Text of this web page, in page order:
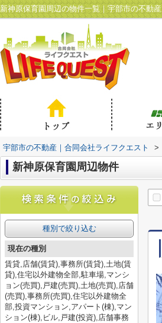
新神原保育園周辺の物件一覧｜宇部市の不動
宇部市の不動産｜合同会社ライフクエスト >
新神原保育園周辺物件
種別で絞り込む
現在の種別
賃貸,店舗(賃貸),事務所(賃貸),土地(賃
貸),住宅以外建物全部,駐車場,マンシ
ョン(売買),戸建(売買),土地(売買),店舗
(売買),事務所(売買),住宅以外建物全
部,投資マンション,アパート(棟),マン
ション(棟),ビル,戸建(投資),店舗事務